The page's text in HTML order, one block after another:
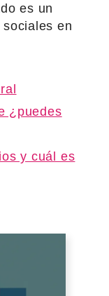
es un
en
¿puedes
y cuál es